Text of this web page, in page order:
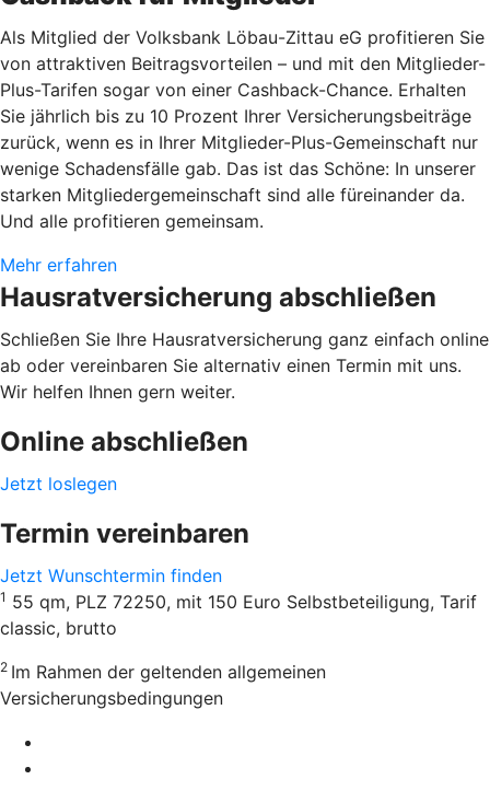
Als Mitglied der Volksbank Löbau-Zittau eG profitieren Sie
von attraktiven Beitragsvorteilen – und mit den Mitglieder-
Plus-Tarifen sogar von einer Cashback-Chance. Erhalten
Sie jährlich bis zu 10 Prozent Ihrer Versicherungsbeiträge
zurück, wenn es in Ihrer Mitglieder-Plus-Gemeinschaft nur
wenige Schadensfälle gab. Das ist das Schöne: In unserer
starken Mitgliedergemeinschaft sind alle füreinander da.
Und alle profitieren gemeinsam.
Mehr erfahren
Hausratversicherung abschließen
Schließen Sie Ihre Hausratversicherung ganz einfach online
ab oder vereinbaren Sie alternativ einen Termin mit uns.
Wir helfen Ihnen gern weiter.
Online abschließen
Jetzt loslegen
Termin vereinbaren
Jetzt Wunschtermin finden
1 55 qm, PLZ 72250, mit 150 Euro Selbstbeteiligung, Tarif
classic, brutto
2 Im Rahmen der geltenden allgemeinen
Versicherungsbedingungen